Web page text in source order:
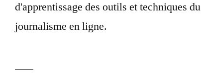
d'apprentissage des outils et techniques du
journalisme en ligne.